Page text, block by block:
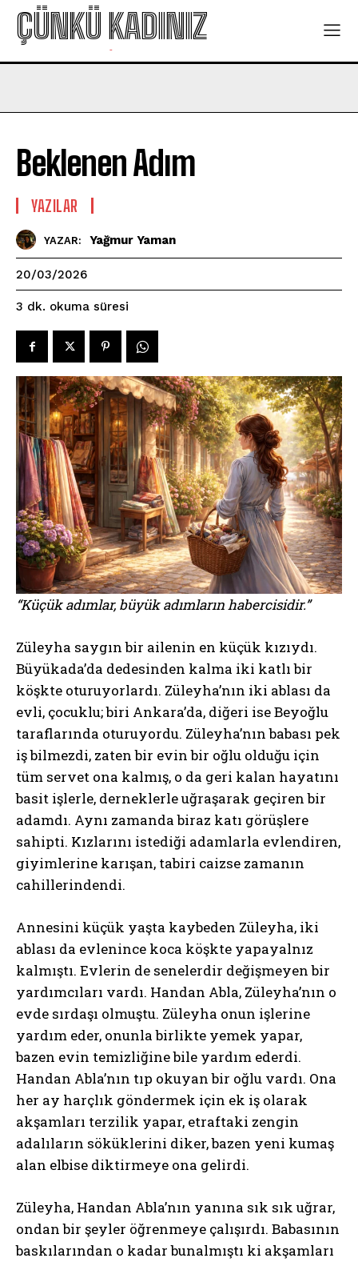
ÇÜNKÜ KADINIZ
-
Beklenen Adım
YAZILAR
YAZAR: Yağmur Yaman
20/03/2026
3 dk. okuma süresi
“Küçük adımlar, büyük adımların habercisidir.”
Züleyha saygın bir ailenin en küçük kızıydı.
Büyükada’da dedesinden kalma iki katlı bir
köşkte oturuyorlardı. Züleyha’nın iki ablası da
evli, çocuklu; biri Ankara’da, diğeri ise Beyoğlu
taraflarında oturuyordu. Züleyha’nın babası pek
iş bilmezdi, zaten bir evin bir oğlu olduğu için
tüm servet ona kalmış, o da geri kalan hayatını
basit işlerle, derneklerle uğraşarak geçiren bir
adamdı. Aynı zamanda biraz katı görüşlere
sahipti. Kızlarını istediği adamlarla evlendiren,
giyimlerine karışan, tabiri caizse zamanın
cahillerindendi.
Annesini küçük yaşta kaybeden Züleyha, iki
ablası da evlenince koca köşkte yapayalnız
kalmıştı. Evlerin de senelerdir değişmeyen bir
yardımcıları vardı. Handan Abla, Züleyha’nın o
evde sırdaşı olmuştu. Züleyha onun işlerine
yardım eder, onunla birlikte yemek yapar,
bazen evin temizliğine bile yardım ederdi.
Handan Abla’nın tıp okuyan bir oğlu vardı. Ona
her ay harçlık göndermek için ek iş olarak
akşamları terzilik yapar, etraftaki zengin
adalıların söküklerini diker, bazen yeni kumaş
alan elbise diktirmeye ona gelirdi.
Züleyha, Handan Abla’nın yanına sık sık uğrar,
ondan bir şeyler öğrenmeye çalışırdı. Babasının
baskılarından o kadar bunalmıştı ki akşamları